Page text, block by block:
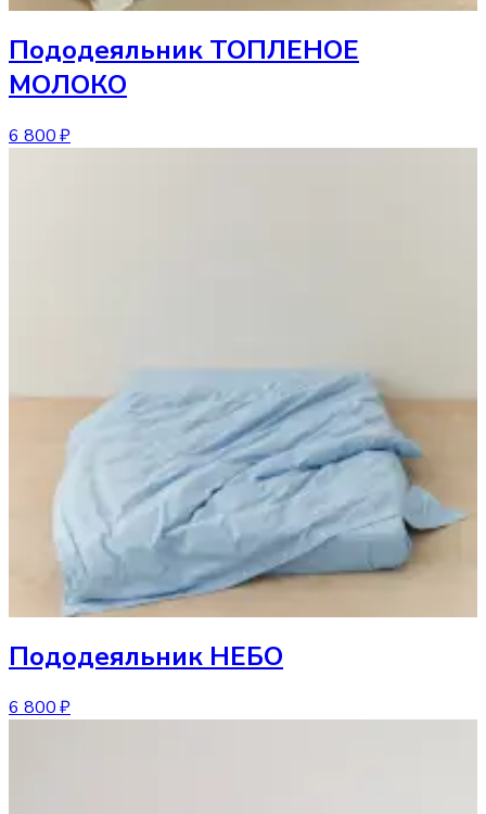
Пододеяльник ТОПЛЕНОЕ
МОЛОКО
6 800 ₽
Пододеяльник НЕБО
6 800 ₽